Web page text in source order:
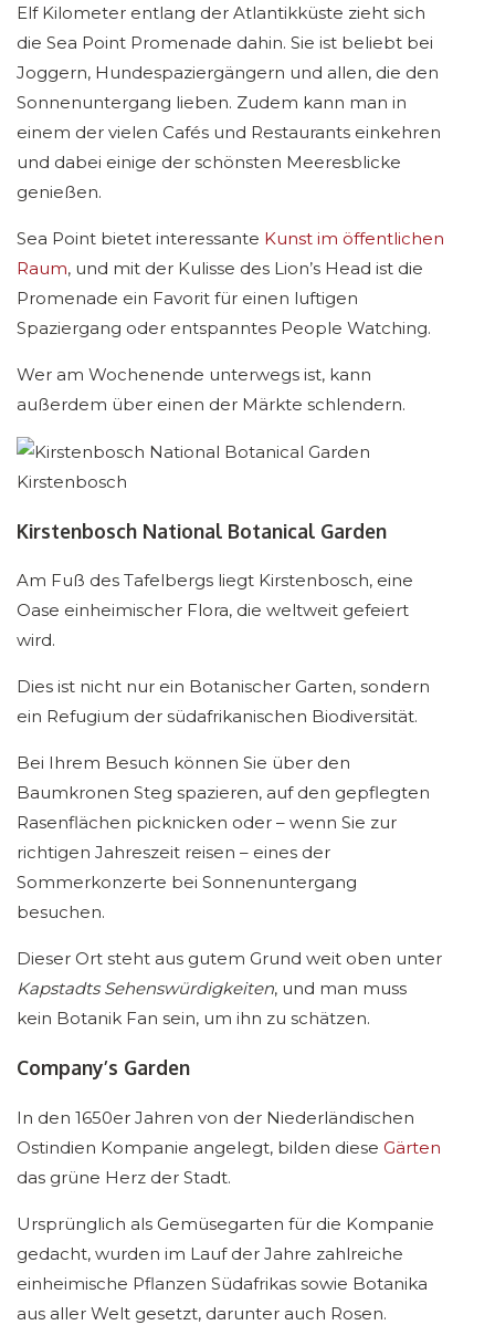
Elf Kilometer entlang der Atlantikküste zieht sich
die Sea Point Promenade dahin. Sie ist beliebt bei
Joggern, Hundespaziergängern und allen, die den
Sonnenuntergang lieben. Zudem kann man in
einem der vielen Cafés und Restaurants einkehren
und dabei einige der schönsten Meeresblicke
genießen.
Sea Point bietet interessante Kunst im öffentlichen
Raum, und mit der Kulisse des Lion’s Head ist die
Promenade ein Favorit für einen luftigen
Spaziergang oder entspanntes People Watching.
Wer am Wochenende unterwegs ist, kann
außerdem über einen der Märkte schlendern.
Kirstenbosch
Kirstenbosch National Botanical Garden
Am Fuß des Tafelbergs liegt Kirstenbosch, eine
Oase einheimischer Flora, die weltweit gefeiert
wird.
Dies ist nicht nur ein Botanischer Garten, sondern
ein Refugium der südafrikanischen Biodiversität.
Bei Ihrem Besuch können Sie über den
Baumkronen Steg spazieren, auf den gepflegten
Rasenflächen picknicken oder – wenn Sie zur
richtigen Jahreszeit reisen – eines der
Sommerkonzerte bei Sonnenuntergang
besuchen.
Dieser Ort steht aus gutem Grund weit oben unter
Kapstadts Sehenswürdigkeiten, und man muss
kein Botanik Fan sein, um ihn zu schätzen.
Company’s Garden
In den 1650er Jahren von der Niederländischen
Ostindien Kompanie angelegt, bilden diese Gärten
das grüne Herz der Stadt.
Ursprünglich als Gemüsegarten für die Kompanie
gedacht, wurden im Lauf der Jahre zahlreiche
einheimische Pflanzen Südafrikas sowie Botanika
aus aller Welt gesetzt, darunter auch Rosen.